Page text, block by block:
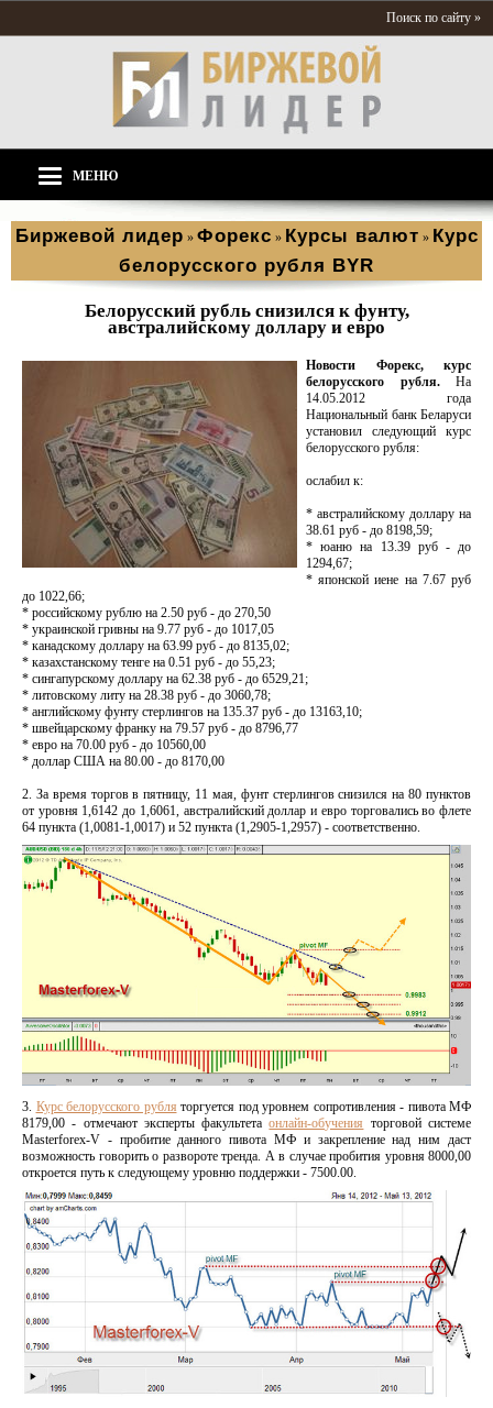
Поиск по сайту »
МЕНЮ
Биржевой лидер » Форекс » Курсы валют » Курс
белорусского рубля BYR
Белорусский рубль снизился к фунту,
австралийскому доллару и евро
Новости Форекс, курс
белорусского рубля.На
14.05.2012 года
Национальный банк Беларуси
установил следующий курс
белорусского рубля:
ослабил к:
* австралийскому доллару на
38.61 руб - до 8198,59;
* юаню на 13.39 руб - до
1294,67;
* японской иене на 7.67 руб
до 1022,66;
* российскому рублю на 2.50 руб - до 270,50
* украинской гривны на 9.77 руб - до 1017,05
* канадскому доллару на 63.99 руб - до 8135,02;
* казахстанскому тенге на 0.51 руб - до 55,23;
* сингапурскому доллару на 62.38 руб - до 6529,21;
* литовскому литу на 28.38 руб - до 3060,78;
* английскому фунту стерлингов на 135.37 руб - до 13163,10;
* швейцарскому франку на 79.57 руб - до 8796,77
* евро на 70.00 руб - до 10560,00
* доллар США на 80.00 - до 8170,00
2. За время торгов в пятницу, 11 мая, фунт стерлингов снизился на 80 пунктов
от уровня 1,6142 до 1,6061, австралийский доллар и евро торговались во флете
64 пункта (1,0081-1,0017) и 52 пункта (1,2905-1,2957) - соответственно.
3. Курс белорусского рубля торгуется под уровнем сопротивления - пивота МФ
8179,00 - отмечают эксперты факультетаонлайн-обучения торговой системе
Masterforex-V - пробитие данного пивота МФ и закрепление над ним даст
возможность говорить о развороте тренда. А в случае пробития уровня 8000,00
откроется путь к следующему уровню поддержки - 7500.00.